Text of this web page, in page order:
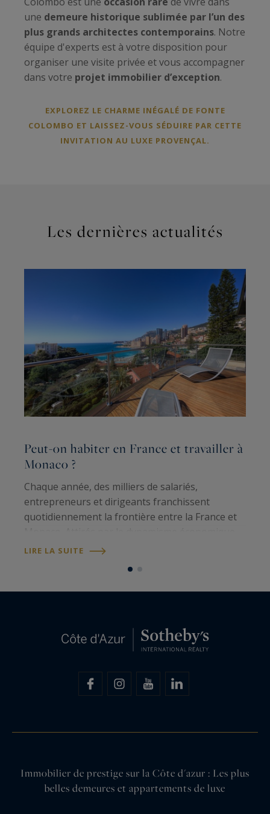
une demeure historique sublimée par l’un des
plus grands architectes contemporains. Notre
équipe d'experts est à votre disposition pour
organiser une visite privée et vous accompagner
dans votre projet immobilier d’exception.
EXPLOREZ LE CHARME INÉGALÉ DE FONTE
COLOMBO ET LAISSEZ-VOUS SÉDUIRE PAR CETTE
INVITATION AU LUXE PROVENÇAL.
Les dernières actualités
Peut-on habiter en France et travailler à
Monaco ?
Chaque année, des milliers de salariés,
entrepreneurs et dirigeants franchissent
quotidiennement la frontière entre la France et
de la Principauté, beaucoup choisissent pourtant
LIRE LA SUITE
Immobilier de prestige sur la Côte d'azur : Les plus
belles demeures et appartements de luxe